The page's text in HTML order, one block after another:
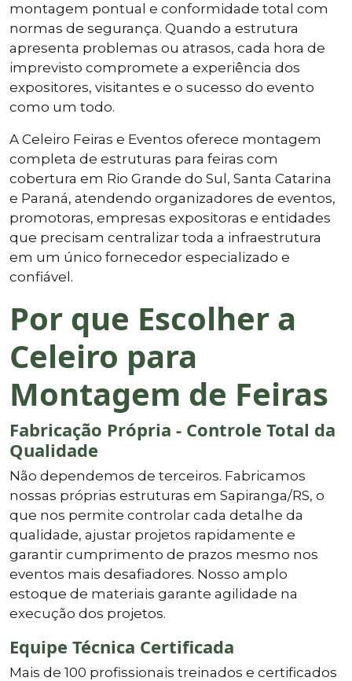
montagem pontual e conformidade total com
normas de segurança. Quando a estrutura
apresenta problemas ou atrasos, cada hora de
imprevisto compromete a experiência dos
expositores, visitantes e o sucesso do evento
como um todo.
A Celeiro Feiras e Eventos oferece montagem
completa de estruturas para feiras com
cobertura em Rio Grande do Sul, Santa Catarina
e Paraná, atendendo organizadores de eventos,
promotoras, empresas expositoras e entidades
que precisam centralizar toda a infraestrutura
em um único fornecedor especializado e
confiável.
Por que Escolher a
Celeiro para
Montagem de Feiras
Fabricação Própria - Controle Total da
Qualidade
Não dependemos de terceiros. Fabricamos
nossas próprias estruturas em Sapiranga/RS, o
que nos permite controlar cada detalhe da
qualidade, ajustar projetos rapidamente e
garantir cumprimento de prazos mesmo nos
eventos mais desafiadores. Nosso amplo
estoque de materiais garante agilidade na
execução dos projetos.
Equipe Técnica Certificada
Mais de 100 profissionais treinados e certificados